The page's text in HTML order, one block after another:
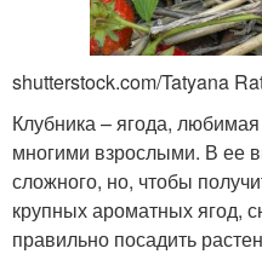
shutterstock.com/Tatyana
Клубника – ягода,
многими взрослыми. В ее
сложного, но, чтобы
крупных ароматных ягод,
правильно посадить